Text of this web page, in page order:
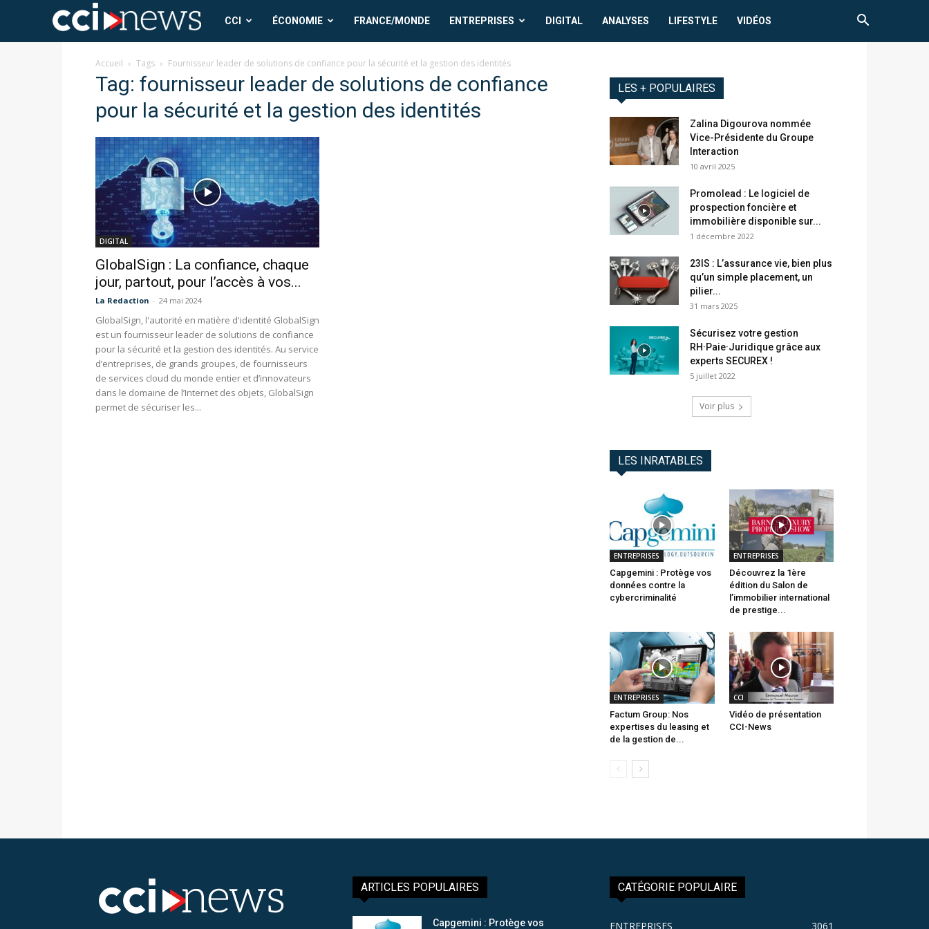
CCI
News
CCI ÉCONOMIE FRANCE/MONDE ENTREPRISES DIGITAL ANALYSES LIFESTYLE VIDÉOS
Accueil Tags Fournisseur leader de solutions de confiance pour la sécurité et la gestion des identités
Tag: fournisseur leader de solutions de confiance
pour la sécurité et la gestion des identités
DIGITAL
GlobalSign : La confiance, chaque
jour, partout, pour l’accès à vos...
La Redaction - 24 mai 2024
GlobalSign, l'autorité en matière d'identité GlobalSign
est un fournisseur leader de solutions de confiance
pour la sécurité et la gestion des identités. Au service
d’entreprises, de grands groupes, de fournisseurs
de services cloud du monde entier et d’innovateurs
dans le domaine de l’Internet des objets, GlobalSign
permet de sécuriser les...
LES + POPULAIRES
Zalina Digourova nommée
Vice-Présidente du Groupe
Interaction
10 avril 2025
Promolead : Le logiciel de
prospection foncière et
immobilière disponible sur...
1 décembre 2022
23IS : L’assurance vie, bien plus
qu’un simple placement, un
pilier...
31 mars 2025
Sécurisez votre gestion
RH·Paie·Juridique grâce aux
experts SECUREX !
5 juillet 2022
Voir plus
LES INRATABLES
ENTREPRISES
Capgemini : Protège vos
données contre la
cybercriminalité
ENTREPRISES
Découvrez la 1ère
édition du Salon de
l’immobilier international
de prestige...
ENTREPRISES
Factum Group: Nos
expertises du leasing et
de la gestion de...
CCI
Vidéo de présentation
CCI-News
ARTICLES POPULAIRES
Capgemini : Protège vos
CATÉGORIE POPULAIRE
ENTREPRISES 3061